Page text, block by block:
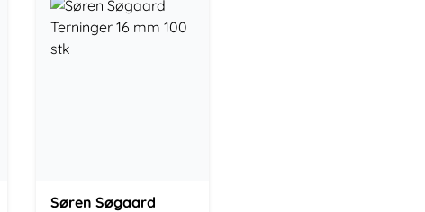
Søren Søgaard